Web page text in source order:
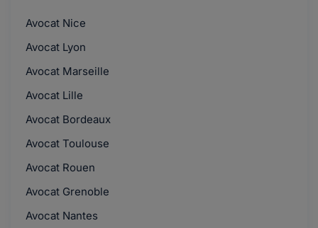
Avocat Nice
Avocat Lyon
Avocat Marseille
Avocat Lille
Avocat Bordeaux
Avocat Toulouse
Avocat Rouen
Avocat Grenoble
Avocat Nantes